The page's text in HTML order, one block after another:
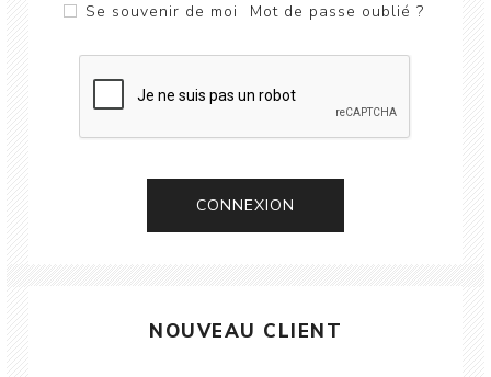
Se souvenir de moi Mot de passe oublié ?
CONNEXION
NOUVEAU CLIENT